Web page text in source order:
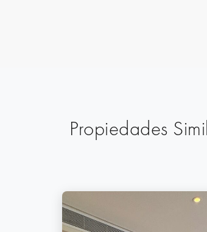
Propiedades